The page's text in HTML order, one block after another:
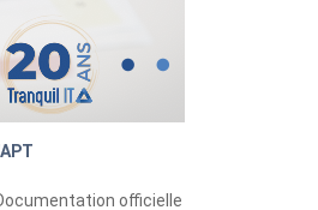
officielle